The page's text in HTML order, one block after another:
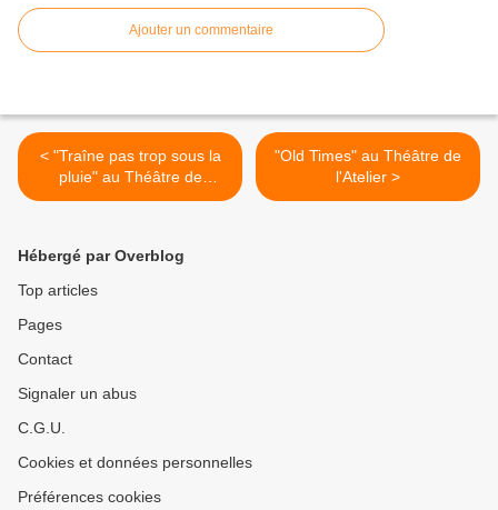
Ajouter un commentaire
< "Traîne pas trop sous la
pluie" au Théâtre de
l'Atelier
"Old Times" au Théâtre de
l'Atelier >
Hébergé par Overblog
Top articles
Pages
Contact
Signaler un abus
C.G.U.
Cookies et données personnelles
Préférences cookies